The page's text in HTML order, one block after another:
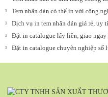
Tem nhãn dán có thể in với công
Dịch vụ in tem nhãn dán giá rẻ, uy
Đặt in catalogue lấy liền, giao
Đặt in catalogue chuyên nghiệp số